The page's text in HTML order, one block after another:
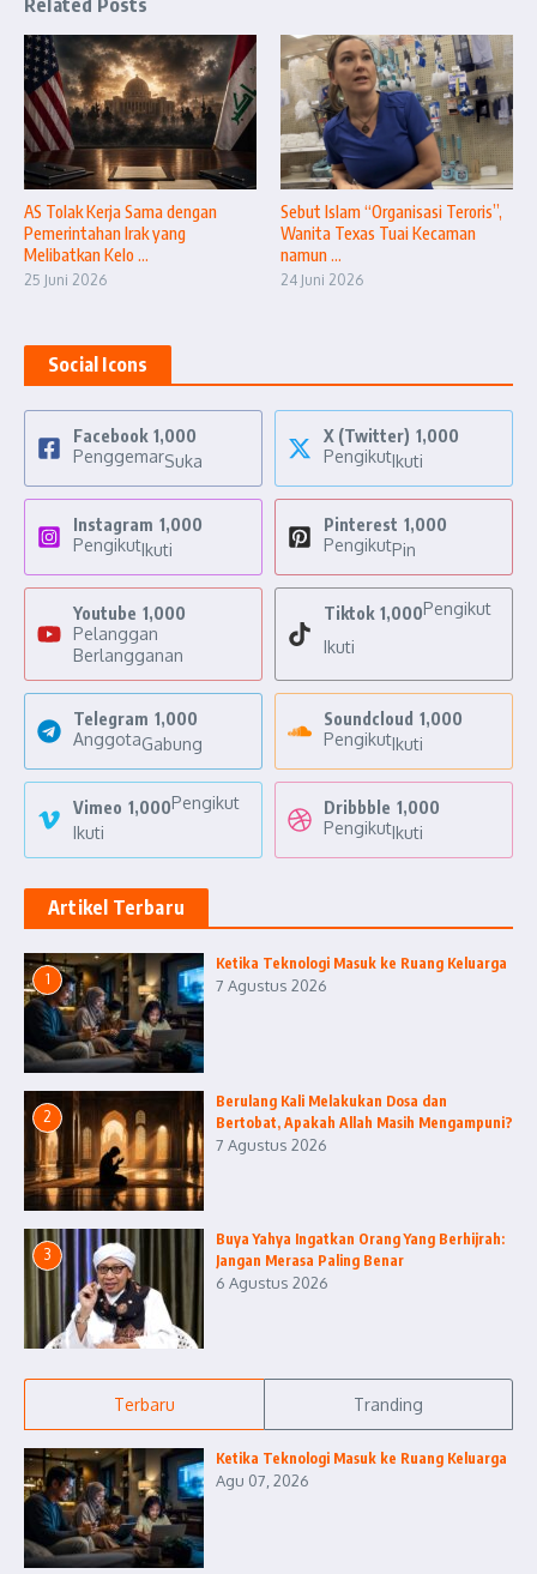
Related Posts
AS Tolak Kerja Sama dengan
Pemerintahan Irak yang
Melibatkan Kelo ...
25 Juni 2026
Sebut Islam “Organisasi Teroris”,
Wanita Texas Tuai Kecaman
namun ...
24 Juni 2026
Social Icons
Facebook 1,000
PenggemarSuka
X (Twitter) 1,000
PengikutIkuti
Instagram 1,000
PengikutIkuti
Pinterest 1,000
PengikutPin
Youtube 1,000
Pelanggan
Berlangganan
Tiktok 1,000Pengikut
Ikuti
Telegram 1,000
AnggotaGabung
Soundcloud 1,000
PengikutIkuti
Vimeo 1,000Pengikut
Ikuti
Dribbble 1,000
PengikutIkuti
Artikel Terbaru
1
Ketika Teknologi Masuk ke Ruang Keluarga
7 Agustus 2026
2
Berulang Kali Melakukan Dosa dan
Bertobat, Apakah Allah Masih Mengampuni?
7 Agustus 2026
3
Buya Yahya Ingatkan Orang Yang Berhijrah:
Jangan Merasa Paling Benar
6 Agustus 2026
Terbaru Tranding
Ketika Teknologi Masuk ke Ruang Keluarga
Agu 07, 2026